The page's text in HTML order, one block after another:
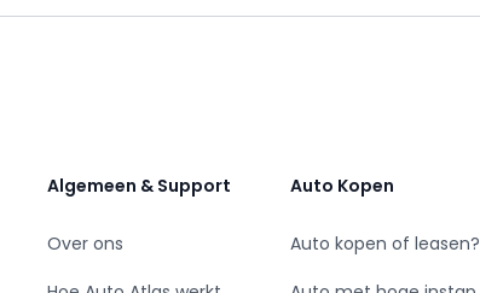
Algemeen & Support
Over ons
Auto Kopen
Auto kopen of leasen?